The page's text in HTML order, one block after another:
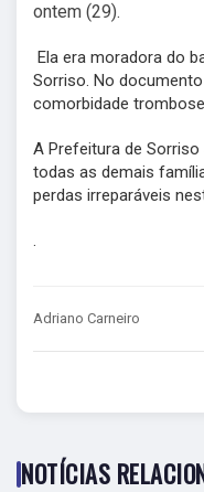
ontem (29).
Ela era moradora do
Sorriso. No
comorbidade
A Prefeitura de
todas as demais
perdas irreparáveis
.
Adriano Carneiro
NOTÍCIAS